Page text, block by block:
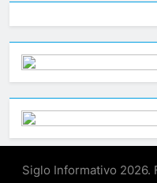
Siglo Informativo 2026.